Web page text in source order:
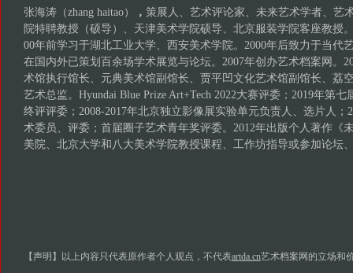
张海涛（zhang haitao） ， 策展人、艺术评论家、未来艺术学者、艺
院特聘教授（硕导）、天津美术学院硕导、北京服装学院客座教授
00年前学习于湖北工业大学、西安美术学院。2000年后致力于当代
在国内外已策划百余场学术展览与论坛。2007年创办艺术档案网。
术馆执行馆长、元典美术馆副馆长、贾平凹文化艺术馆副馆长、荔
艺术总监。Hyundai Blue Prize Art+Tech 2022大赛评委；2019年第
终评评委；2008-2017年北京独立影像展实验单元负责人、选片人；
术委员、评委；首届圈子艺术青年奖评委。2012年出版个人著作《
美院、北京大学和八大美术学院教授课程、工作坊指导或参加论坛
【声明】以上内容只代表原作者个人观点，不代表artda.cn艺术档案网的立场和